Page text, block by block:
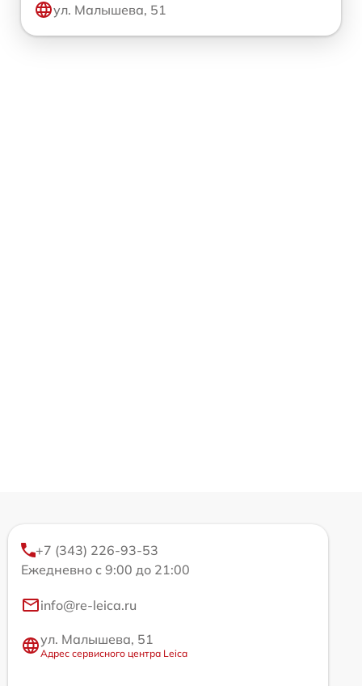
ул. Малышева, 51
+7 (343) 226-93-53
Ежедневно с 9:00 до 21:00
info@re-leica.ru
ул. Малышева, 51
Адрес сервисного центра Leica